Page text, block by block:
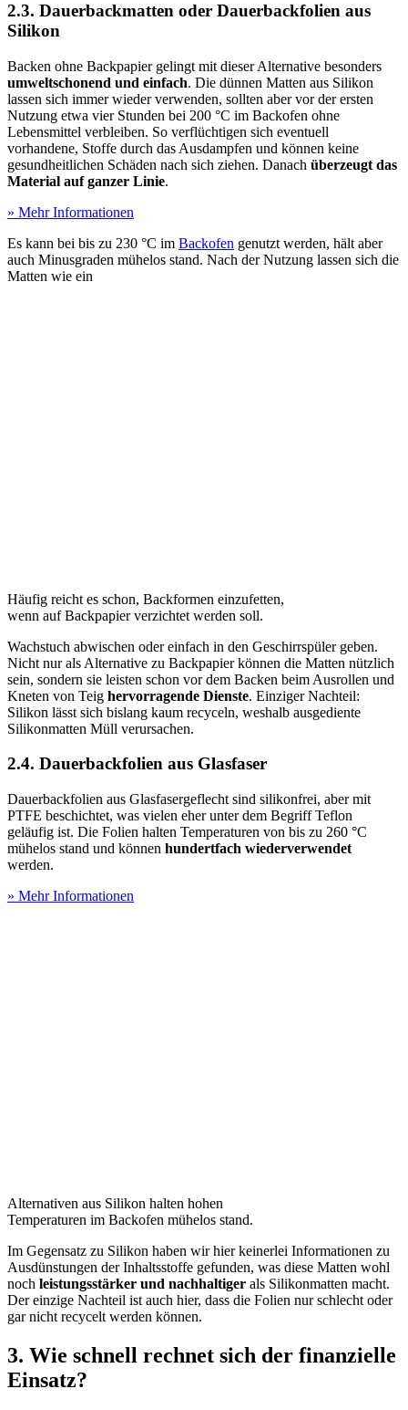
2.3. Dauerbackmatten oder Dauerbackfolien aus
Silikon
Backen ohne Backpapier gelingt mit dieser Alternative besonders
umweltschonend und einfach. Die dünnen Matten aus Silikon
lassen sich immer wieder verwenden, sollten aber vor der ersten
Nutzung etwa vier Stunden bei 200 °C im Backofen ohne
Lebensmittel verbleiben. So verflüchtigen sich eventuell
vorhandene, Stoffe durch das Ausdampfen und können keine
gesundheitlichen Schäden nach sich ziehen. Danach überzeugt das
Material auf ganzer Linie.
» Mehr Informationen
Es kann bei bis zu 230 °C im Backofen genutzt werden, hält aber
auch Minusgraden mühelos stand. Nach der Nutzung lassen sich die
Matten wie ein
Häufig reicht es schon, Backformen einzufetten,
wenn auf Backpapier verzichtet werden soll.
Wachstuch abwischen oder einfach in den Geschirrspüler geben.
Nicht nur als Alternative zu Backpapier können die Matten nützlich
sein, sondern sie leisten schon vor dem Backen beim Ausrollen und
Kneten von Teig hervorragende Dienste. Einziger Nachteil:
Silikon lässt sich bislang kaum recyceln, weshalb ausgediente
Silikonmatten Müll verursachen.
2.4. Dauerbackfolien aus Glasfaser
Dauerbackfolien aus Glasfasergeflecht sind silikonfrei, aber mit
PTFE beschichtet, was vielen eher unter dem Begriff Teflon
geläufig ist. Die Folien halten Temperaturen von bis zu 260 °C
mühelos stand und können hundertfach wiederverwendet
werden.
» Mehr Informationen
Alternativen aus Silikon halten hohen
Temperaturen im Backofen mühelos stand.
Im Gegensatz zu Silikon haben wir hier keinerlei Informationen zu
Ausdünstungen der Inhaltsstoffe gefunden, was diese Matten wohl
noch leistungsstärker und nachhaltiger als Silikonmatten macht.
Der einzige Nachteil ist auch hier, dass die Folien nur schlecht oder
gar nicht recycelt werden können.
3. Wie schnell rechnet sich der finanzielle
Einsatz?